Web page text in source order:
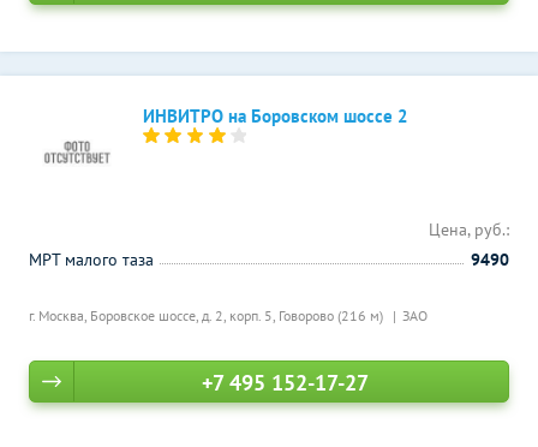
ИНВИТРО на Боровском шоссе 2
г. Москва, Боровское шоссе, д. 2, корп. 5, Говорово (216 м) ЗАО
Цена, руб.:
МРТ малого таза
9490
+7 495 152-17-27